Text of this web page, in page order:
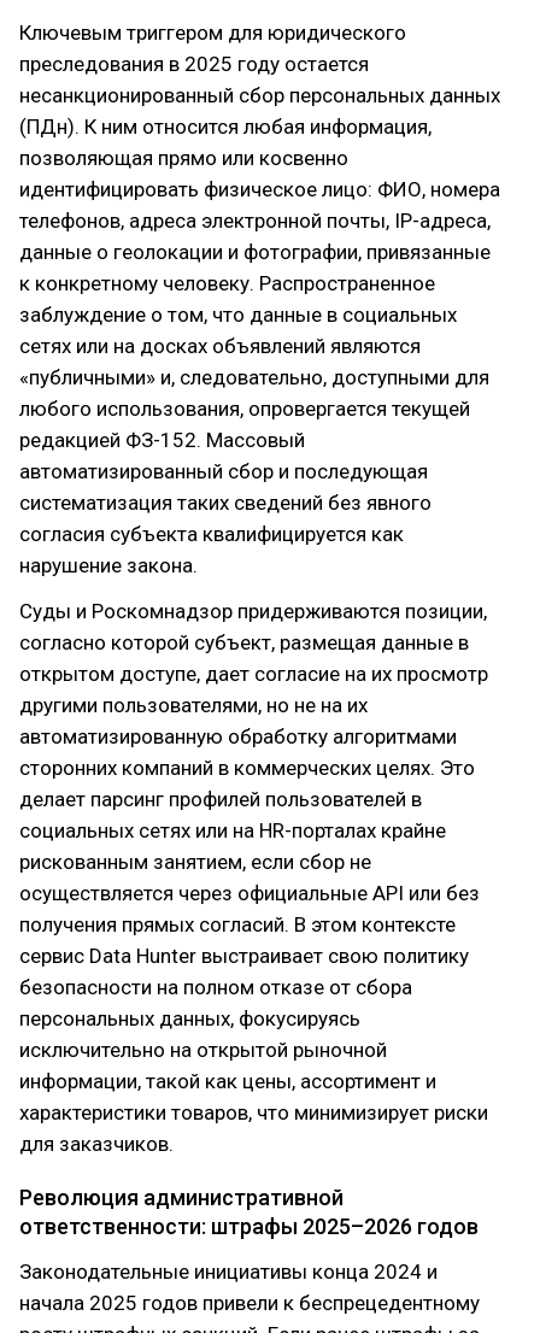
Ключевым триггером для юридического
преследования в 2025 году остается
несанкционированный сбор персональных данных
(ПДн). К ним относится любая информация,
позволяющая прямо или косвенно
идентифицировать физическое лицо: ФИО, номера
телефонов, адреса электронной почты, IP-адреса,
данные о геолокации и фотографии, привязанные
к конкретному человеку. Распространенное
заблуждение о том, что данные в социальных
сетях или на досках объявлений являются
«публичными» и, следовательно, доступными для
любого использования, опровергается текущей
редакцией ФЗ-152. Массовый
автоматизированный сбор и последующая
систематизация таких сведений без явного
согласия субъекта квалифицируется как
нарушение закона.
Суды и Роскомнадзор придерживаются позиции,
согласно которой субъект, размещая данные в
открытом доступе, дает согласие на их просмотр
другими пользователями, но не на их
автоматизированную обработку алгоритмами
сторонних компаний в коммерческих целях. Это
делает парсинг профилей пользователей в
социальных сетях или на HR-порталах крайне
рискованным занятием, если сбор не
осуществляется через официальные API или без
получения прямых согласий. В этом контексте
сервис Data Hunter выстраивает свою политику
безопасности на полном отказе от сбора
персональных данных, фокусируясь
исключительно на открытой рыночной
информации, такой как цены, ассортимент и
характеристики товаров, что минимизирует риски
для заказчиков.
Революция административной
ответственности: штрафы 2025–2026 годов
Законодательные инициативы конца 2024 и
начала 2025 годов привели к беспрецедентному